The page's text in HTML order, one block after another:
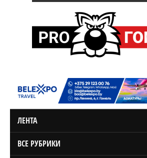
ЛЕНТА
ВСЕ РУБРИКИ